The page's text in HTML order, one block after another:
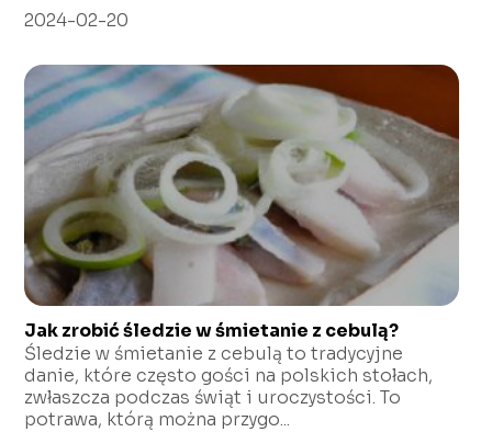
2024-02-20
Jak zrobić śledzie w śmietanie z cebulą?
Śledzie w śmietanie z cebulą to tradycyjne
danie, które często gości na polskich stołach,
zwłaszcza podczas świąt i uroczystości. To
potrawa, którą można przygo...